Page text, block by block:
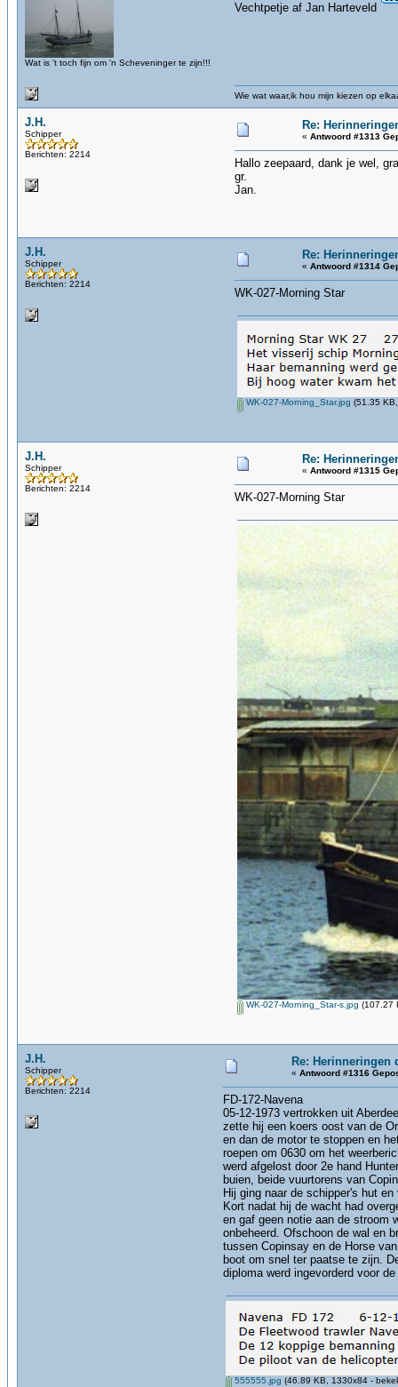
Wat is 't toch fijn om 'n Scheveninger te zijn!!!
Vechtpetje af Jan Harteveld
Wie wat waar,ik hou mijn kiezen op
J.H.
Schipper
Berichten: 2214
Re:
« Antwoord #1313
Hallo zeepaard, dank je wel,
gr.
Jan.
J.H.
Schipper
Berichten: 2214
Re:
« Antwoord #1314
WK-027-Morning Star
WK-027-Morning_Star.jpg (51.35
J.H.
Schipper
Berichten: 2214
Re:
« Antwoord #1315
WK-027-Morning Star
WK-027-Morning_Star-s.jpg (107.27
J.H.
Schipper
Berichten: 2214
Re: Herinneringen
« Antwoord #1316
FD-172-Navena
05-12-1973 vertrokken uit
zette hij een koers oost van de
en dan de motor te stoppen en
roepen om 0630 om het
werd afgelost door 2e hand
buien, beide vuurtorens van
Hij ging naar de schipper's hut
Kort nadat hij de wacht had
en gaf geen notie aan de stroom
onbeheerd. Ofschoon de wal en
tussen Copinsay en de Horse
boot om snel ter paatse te zijn.
diploma werd ingevorderd voor
555555.jpg (46.89 KB, 1330x84 -